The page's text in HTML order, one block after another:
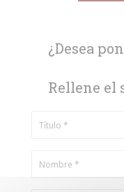
¿Desea
Rellene el